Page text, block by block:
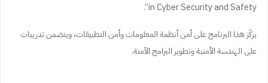
in Cyber Security and Safety”.
يركّز هذا البرنامج على أمن أنظمة المعلومات وأمن التطبيقات، ويتضمن تدريبات
على الهندسة الأمنية وتطوير البرامج الآمنة.